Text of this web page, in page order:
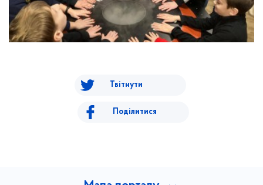
Твітнути
Поділитися